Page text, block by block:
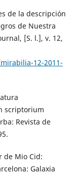
de la descripción
de Nuestra
[S. l.], v. 12,
12-2011-
scriptorium
Revista de
de Mio Cid:
Galaxia